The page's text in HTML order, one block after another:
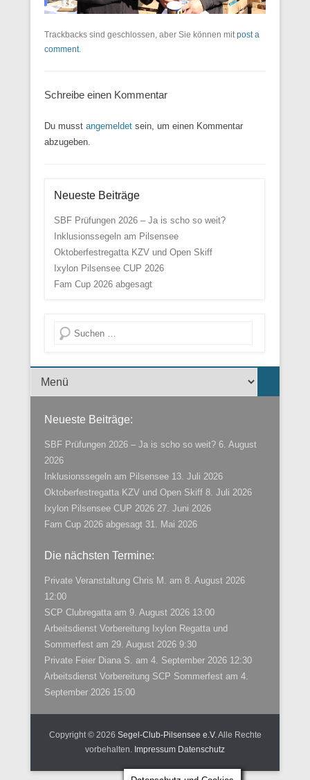
Trackbacks sind geschlossen, aber Sie können mitpost a
comment.
Schreibe einen Kommentar
Du musst angemeldet sein, um einen Kommentar
abzugeben.
Neueste Beiträge
SBF Prüfungen 2026 – Ja is scho so weit?
Inklusionssegeln am Pilsensee
Oktoberfestregatta KZV und Open Skiff
Ixylon Pilsensee CUP 2026
Fam Cup 2026 abgesagt
Suche
Menü der Fußzeile
Neueste Beiträge:
SBF Prüfungen 2026 – Ja is scho so weit? 6. August
2026
Inklusionssegeln am Pilsensee 13. Juli 2026
Oktoberfestregatta KZV und Open Skiff 8. Juli 2026
Ixylon Pilsensee CUP 2026 27. Juni 2026
Fam Cup 2026 abgesagt 31. Mai 2026
Die nächsten Termine:
Private Veranstaltung Chris M. am 8. August 2026
12:00
SCP Clubregatta am 9. August 2026 13:00
Arbeitsdienst Vorbereitung Ixylon Regatta und
Sommerfest am 29. August 2026 9:30
Private Feier Diana S. am 4. September 2026 12:30
Arbeitsdienst Vorbereitung SCP Sommerfest am 4.
September 2026 15:00
Copyright © 2026 Segel-Club-Pilsensee e.V.Alle Rechte
vorbehalten. Impressum Datenschutz